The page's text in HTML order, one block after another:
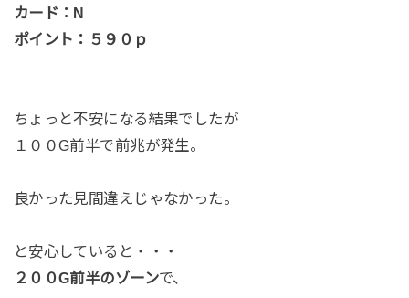
カード：N
ポイント：５９０ｐ
ちょっと不安になる結果でしたが
１００G前半で前兆が発生。
良かった見間違えじゃなかった。
と安心していると・・・
２００G前半のゾーンで、